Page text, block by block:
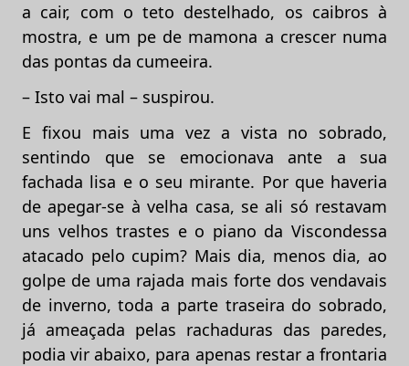
a cair, com o teto destelhado, os caibros à
mostra, e um pe de mamona a crescer numa
das pontas da cumeeira.
– Isto vai mal – suspirou.
E fixou mais uma vez a vista no sobrado,
sentindo que se emocionava ante a sua
fachada lisa e o seu mirante. Por que haveria
de apegar-se à velha casa, se ali só restavam
uns velhos trastes e o piano da Viscondessa
atacado pelo cupim? Mais dia, menos dia, ao
golpe de uma rajada mais forte dos vendavais
de inverno, toda a parte traseira do sobrado,
já ameaçada pelas rachaduras das paredes,
podia vir abaixo, para apenas restar a frontaria